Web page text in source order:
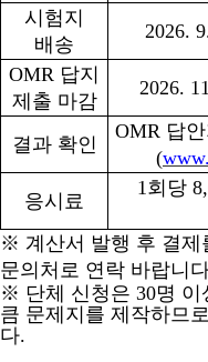
시험지
배송
2026.
OMR 답지
제출 마감
2026.
결과 확인
OMR 답
(
응시료
1회당
※ 계산서 발행 후 결제
문의처로 연락 바랍니
※ 단체 신청은 30명 이
큼 문제지를 제작하므
다.